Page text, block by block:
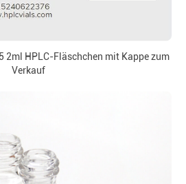
2ml HPLC-Fläschchen mit Kappe zum
Verkauf